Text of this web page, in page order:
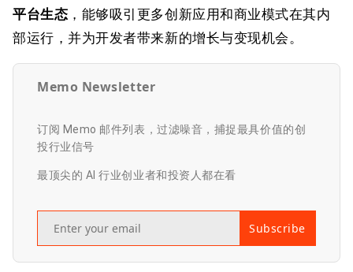
平台生态 ，能够吸引更多创新应用和商业模式在其内
部运行，并为开发者带来新的增长与变现机会。
Memo Newsletter
订阅 Memo 邮件列表，过滤噪音，捕捉最具价值的创
投行业信号
最顶尖的 AI 行业创业者和投资人都在看
Subscribe